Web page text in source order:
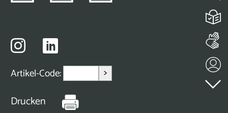
Artikel-Code: >
Drucken